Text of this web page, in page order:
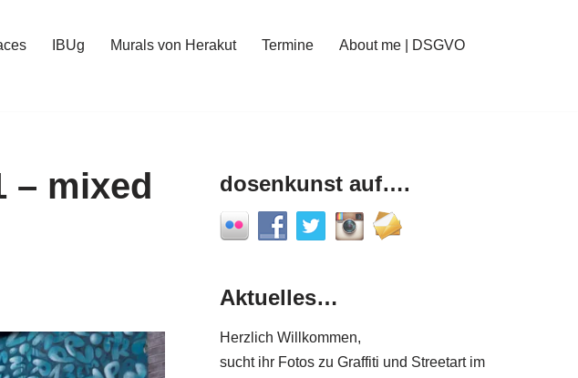
IBUg Murals von Herakut Termine About me | DSGVO
– mixed
dosenkunst auf….
Aktuelles…
Herzlich Willkommen,
sucht ihr Fotos zu Graffiti und Streetart im